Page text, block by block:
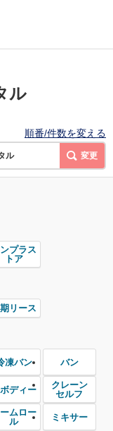
ル
順番/件数を変える
ル 変更
プラス
トア
リース
凍バン バン
ディー
クレーン
セルフ
ムロー
ル
ミキサー